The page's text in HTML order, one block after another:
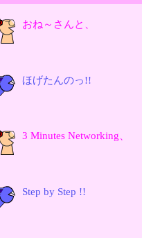
おね～さんと、
ほげたんのっ!!
3 Minutes Networking、
Step by Step !!